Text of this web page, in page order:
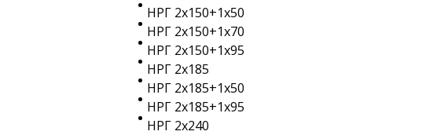
НРГ 2х150+1х50
НРГ 2х150+1х70
НРГ 2х150+1х95
НРГ 2х185
НРГ 2х185+1х50
НРГ 2х185+1х95
НРГ 2х240